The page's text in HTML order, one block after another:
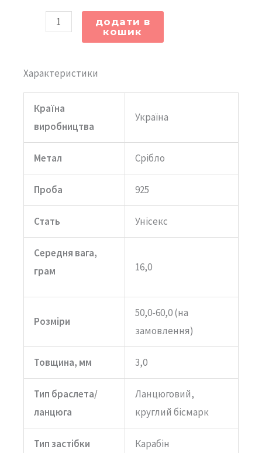
додати в
кошик
Характеристики
Країна
виробництва
Україна
Метал Срібло
Проба 925
Стать Унісекс
Середня вага,
грам
16,0
Розміри
50,0-60,0 (на
замовлення)
Товщина, мм 3,0
Тип браслета/
ланцюга
Ланцюговий,
круглий бісмарк
Тип застібки Карабін